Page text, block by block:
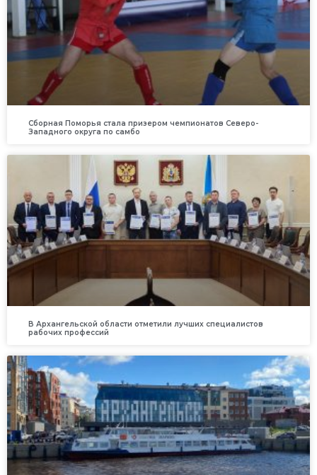
Сборная Поморья стала призером чемпионатов Северо-
Западного округа по самбо
В Архангельской области отметили лучших специалистов
рабочих профессий